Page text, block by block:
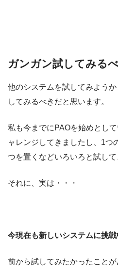
ガンガン試してみるべ
他のシステムを試してみよう
してみるべきだと思います。
私も今までにPAOを始めとし
ャレンジしてきましたし、1つ
つを置くなどいろいろと試して
それに、実は・・・
今現在も新しいシステムに挑
前から試してみたかったこと